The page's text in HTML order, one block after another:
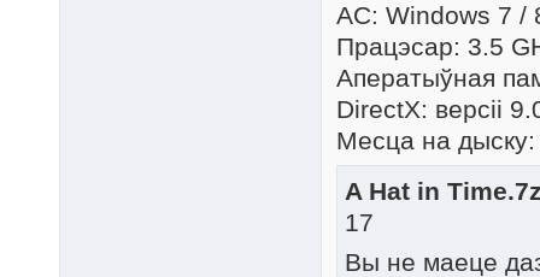
АС: Windows 7 /
Працэсар: 3.5
Аператыўная
DirectX: версіі
Месца на дыску:
A Hat in
17
Вы не маеце